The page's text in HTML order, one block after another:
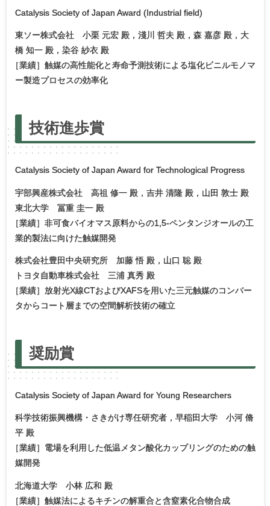
Catalysis Society of Japan Award (Industrial field)
東ソー株式会社 小栗 元宏 殿，淺川 哲夫 殿，森 嘉彦 殿，大
橋 知一 殿，染谷 紗衣 殿
［業績］触媒の高性能化と寿命予測技術による塩化ビニルモノマ
ー製造プロセスの効率化
技術進歩賞
Catalysis Society of Japan Award for Technological Progress
宇部興産株式会社 高祖 修一 殿，吉井 清隆 殿，山田 敦士 殿
東北大学 冨重 圭一 殿
［業績］非可食バイオマス原料からの1,5-ペンタンジオールの工
業的製法に向けた触媒開発
株式会社豊田中央研究所 加藤 悟 殿，山口 聡 殿
トヨタ自動車株式会社 三浦 真秀 殿
［業績］放射光X線CTおよびXAFSを用いた三元触媒のコンバー
タからコート層までの空間解析技術の確立
奨励賞
Catalysis Society of Japan Award for Young Researchers
科学技術振興機構・さきがけ専任研究者，早稲田大学 小河 脩
平 殿
［業績］電場を利用した低温メタン酸化カップリングのための触
媒開発
北海道大学 小林 広和 殿
［業績］触媒法によるキチンの解重合と含窒素化合物合成